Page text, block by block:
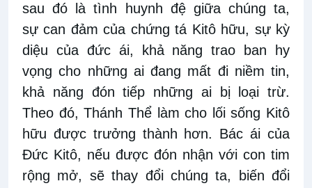
sau đó là tình huynh đệ giữa chúng ta,
sự can đảm của chứng tá Kitô hữu, sự kỳ
diệu của đức ái, khả năng trao ban hy
vọng cho những ai đang mất đi niềm tin,
khả năng đón tiếp những ai bị loại trừ.
Theo đó, Thánh Thể làm cho lối sống Kitô
hữu được trưởng thành hơn. Bác ái của
Đức Kitô, nếu được đón nhận với con tim
rộng mở, sẽ thay đổi chúng ta, biến đổi